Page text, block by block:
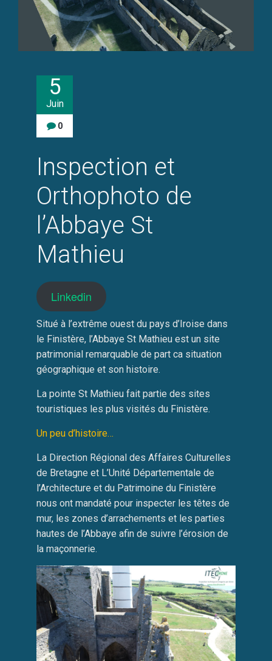
5
Juin
0
Inspection et
Orthophoto de
l’Abbaye St
Mathieu
Linkedin
Situé à l’extrême ouest du pays d’Iroise dans
le Finistère, l’Abbaye St Mathieu est un site
patrimonial remarquable de part ca situation
géographique et son histoire.
La pointe St Mathieu fait partie des sites
touristiques les plus visités du Finistère.
Un peu d’histoire…
La Direction Régional des Affaires Culturelles
de Bretagne et L’Unité Départementale de
l’Architecture et du Patrimoine du Finistère
nous ont mandaté pour inspecter les têtes de
mur, les zones d’arrachements et les parties
hautes de l’Abbaye afin de suivre l’érosion de
la maçonnerie.